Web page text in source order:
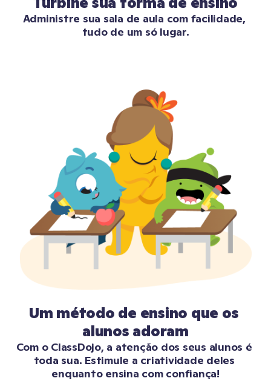
Administre sua sala de aula com facilidade,
tudo de um só lugar.
Um método de ensino que os
alunos adoram
Com o ClassDojo, a atenção dos seus alunos é
toda sua. Estimule a criatividade deles
enquanto ensina com confiança!